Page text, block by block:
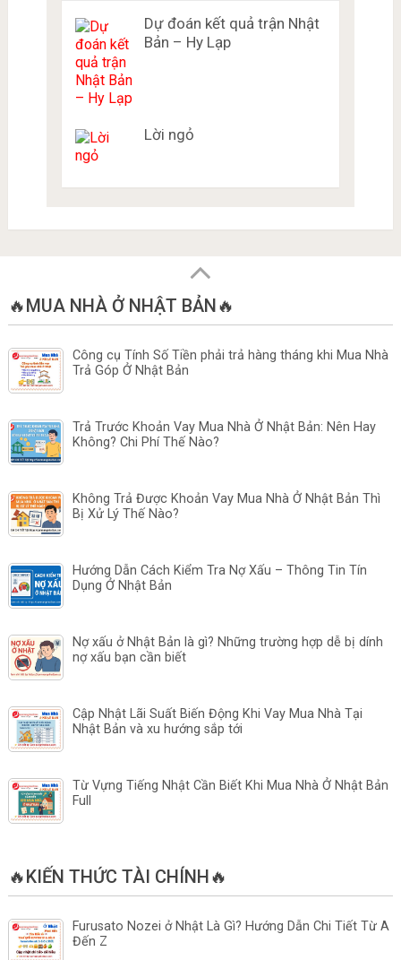
Dự đoán kết quả trận Nhật
Bản – Hy Lạp
Lời ngỏ
🔥MUA NHÀ Ở NHẬT BẢN🔥
Công cụ Tính Số Tiền phải trả hàng tháng khi Mua Nhà
Trả Góp Ở Nhật Bản
Trả Trước Khoản Vay Mua Nhà Ở Nhật Bản: Nên Hay
Không? Chi Phí Thế Nào?
Không Trả Được Khoản Vay Mua Nhà Ở Nhật Bản Thì
Bị Xử Lý Thế Nào?
Hướng Dẫn Cách Kiểm Tra Nợ Xấu – Thông Tin Tín
Dụng Ở Nhật Bản
Nợ xấu ở Nhật Bản là gì? Những trường hợp dễ bị dính
nợ xấu bạn cần biết
Cập Nhật Lãi Suất Biến Động Khi Vay Mua Nhà Tại
Nhật Bản và xu hướng sắp tới
Từ Vựng Tiếng Nhật Cần Biết Khi Mua Nhà Ở Nhật Bản
Full
🔥KIẾN THỨC TÀI CHÍNH🔥
Furusato Nozei ở Nhật Là Gì? Hướng Dẫn Chi Tiết Từ A
Đến Z